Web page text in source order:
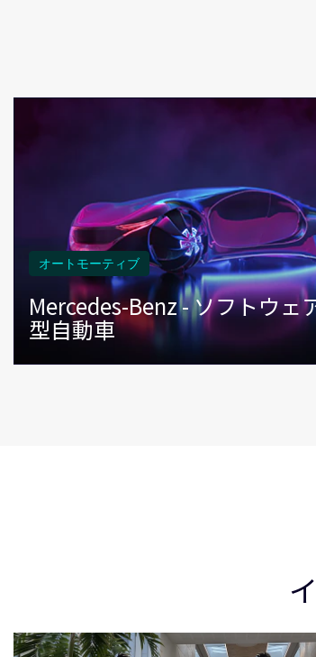
オートモーティブ
Mercedes-Benz - ソフトウェ
型自動車